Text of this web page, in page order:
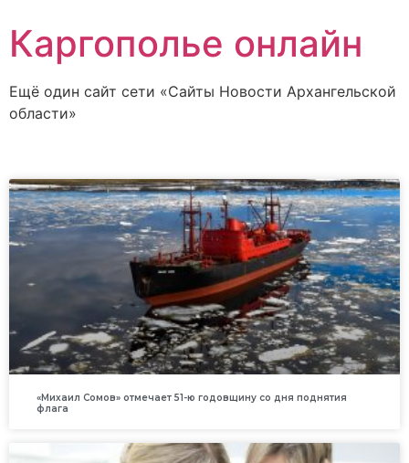
Каргополье онлайн
Ещё один сайт сети «Сайты Новости Архангельской
области»
«Михаил Сомов» отмечает 51-ю годовщину со дня поднятия
флага